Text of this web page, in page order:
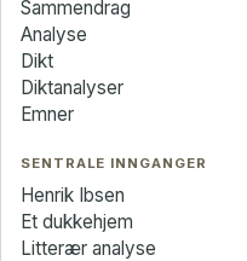
Sammendrag
Analyse
Dikt
Diktanalyser
Emner
SENTRALE INNGANGER
Henrik Ibsen
Et dukkehjem
Litterær analyse